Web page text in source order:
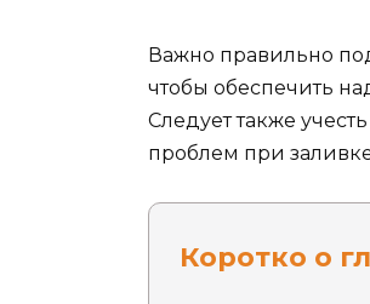
Важно правильно
чтобы обеспечить
Следует также
проблем при
Коротко о